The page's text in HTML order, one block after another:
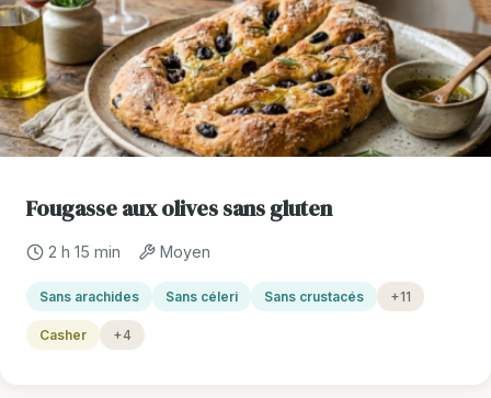
Fougasse aux olives sans gluten
2 h 15 min Moyen
Sans arachides Sans céleri Sans crustacés +11
Casher +4